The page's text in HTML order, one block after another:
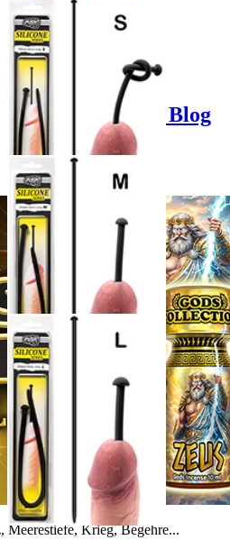
Product options
Poppers-Shop.de Blog
Meerestiefe, Krieg, Begehre...